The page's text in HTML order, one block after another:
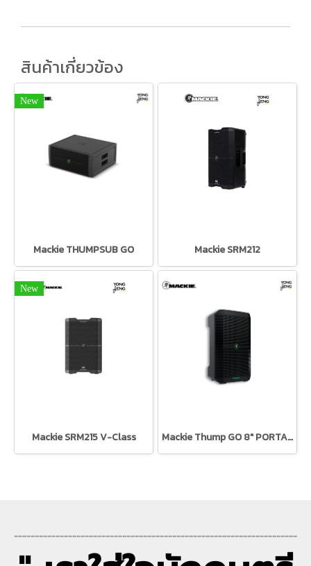
สินค้าเกี่ยวข้อง
New
Mackie THUMPSUB GO Mackie SRM212
New
Mackie SRM215 V-Class Mackie Thump GO 8" PORTABLE BATTERY-POWERED LOUDSPEAKER ตู้ลำโพง Active ขนาด 8 นิ้ว
--------------------------------------------------------------------